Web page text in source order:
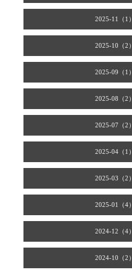
2025-11（1）
2025-10（2）
2025-09（1）
2025-08（2）
2025-07（2）
2025-04（1）
2025-03（2）
2025-01（4）
2024-12（4）
2024-10（2）